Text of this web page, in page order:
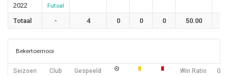
2022
Futsal
Totaal - 4 0 0 0 50.00
Bekertoernooi
Seizoen Club Gespeeld Win Ratio